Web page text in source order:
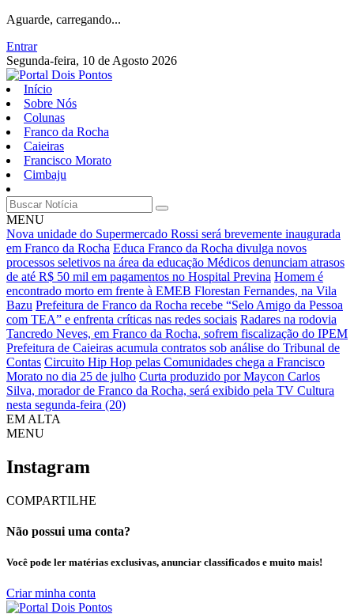
Aguarde, carregando...
Entrar
Segunda-feira, 10 de Agosto 2026
Início
Sobre Nós
Colunas
Franco da Rocha
Caieiras
Francisco Morato
Cimbaju
MENU
Nova unidade do Supermercado Rossi será brevemente inaugurada
em Franco da Rocha Educa Franco da Rocha divulga novos
processos seletivos na área da educação Médicos denunciam atrasos
de até R$ 50 mil em pagamentos no Hospital Previna Homem é
encontrado morto em frente à EMEB Florestan Fernandes, na Vila
Bazu Prefeitura de Franco da Rocha recebe “Selo Amigo da Pessoa
com TEA” e enfrenta críticas nas redes sociais Radares na rodovia
Tancredo Neves, em Franco da Rocha, sofrem fiscalização do IPEM
Prefeitura de Caieiras acumula contratos sob análise do Tribunal de
Contas Circuito Hip Hop pelas Comunidades chega a Francisco
Morato no dia 25 de julho Curta produzido por Maycon Carlos
Silva, morador de Franco da Rocha, será exibido pela TV Cultura
nesta segunda-feira (20)
EM ALTA
MENU
Instagram
COMPARTILHE
Não possui uma conta?
Você pode ler matérias exclusivas, anunciar classificados e muito mais!
Criar minha conta